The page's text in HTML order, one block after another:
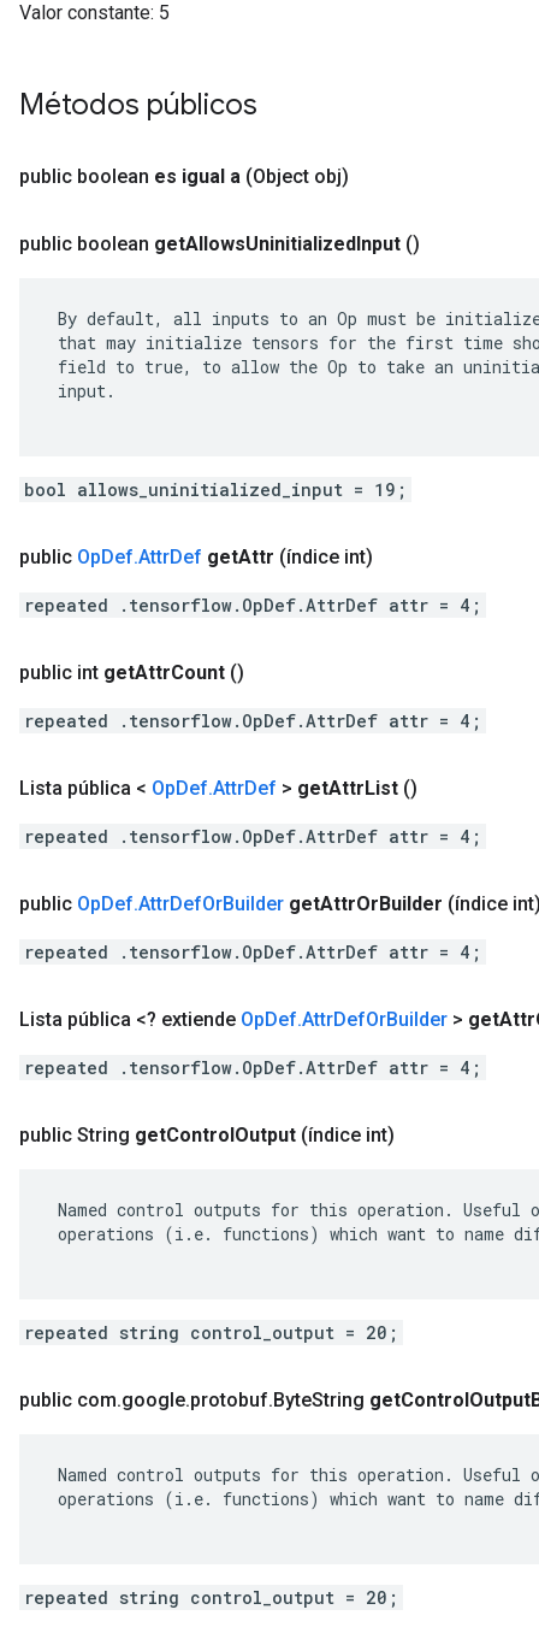
Valor constante: 5
Métodos públicos
public boolean es igual a (Object obj)
public boolean getAllowsUninitializedInput ()
By default, all inputs to an Op must be
that may initialize tensors for the first time
field to true, to allow the Op to take an
input.
bool allows_uninitialized_input = 19;
public OpDef.AttrDef getAttr (índice int)
repeated .tensorflow.OpDef.AttrDef attr = 4;
public int getAttrCount ()
repeated .tensorflow.OpDef.AttrDef attr = 4;
Lista pública < OpDef.AttrDef > getAttrList ()
repeated .tensorflow.OpDef.AttrDef attr = 4;
public OpDef.AttrDefOrBuilder getAttrOrBuilder (índice
repeated .tensorflow.OpDef.AttrDef attr = 4;
Lista pública <? extiende OpDef.AttrDefOrBuilder > getAttr
repeated .tensorflow.OpDef.AttrDef attr = 4;
public String getControlOutput (índice int)
Named control outputs for this operation. Useful
operations (i.e. functions) which want to name
repeated string control_output = 20;
public com.google.protobuf.ByteString getControlOutput
Named control outputs for this operation. Useful
operations (i.e. functions) which want to name
repeated string control_output = 20;